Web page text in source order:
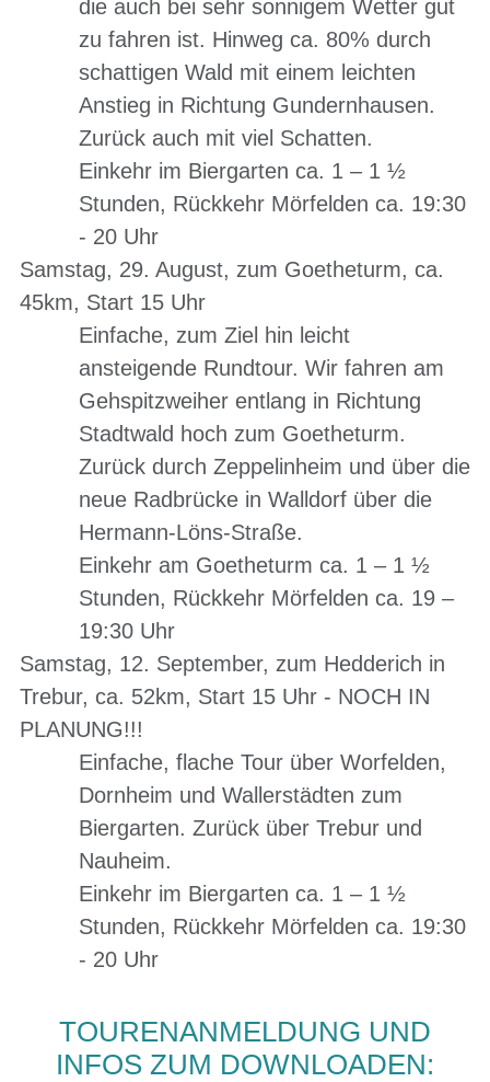
die auch bei sehr sonnigem Wetter gut
zu fahren ist. Hinweg ca. 80% durch
schattigen Wald mit einem leichten
Anstieg in Richtung Gundernhausen.
Zurück auch mit viel Schatten.
Einkehr im Biergarten ca. 1 – 1 ½
Stunden, Rückkehr Mörfelden ca. 19:30
- 20 Uhr
Samstag, 29. August, zum Goetheturm, ca.
45km, Start 15 Uhr
Einfache, zum Ziel hin leicht
ansteigende Rundtour. Wir fahren am
Gehspitzweiher entlang in Richtung
Stadtwald hoch zum Goetheturm.
Zurück durch Zeppelinheim und über die
neue Radbrücke in Walldorf über die
Hermann-Löns-Straße.
Einkehr am Goetheturm ca. 1 – 1 ½
Stunden, Rückkehr Mörfelden ca. 19 –
19:30 Uhr
Samstag, 12. September, zum Hedderich in
Trebur, ca. 52km, Start 15 Uhr - NOCH IN
PLANUNG!!!
Einfache, flache Tour über Worfelden,
Dornheim und Wallerstädten zum
Biergarten. Zurück über Trebur und
Nauheim.
Einkehr im Biergarten ca. 1 – 1 ½
Stunden, Rückkehr Mörfelden ca. 19:30
- 20 Uhr
TOURENANMELDUNG UND
INFOS ZUM DOWNLOADEN: